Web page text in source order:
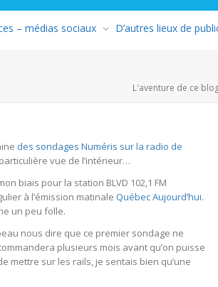
– médias sociaux D’autres lieux de
L'aventure de ce
des sondages Numéris sur la radio de
vue de l’intérieur…
biais pour la station BLVD 102,1 FM
à l’émission matinale Québec Aujourd’hui.
un peu folle.
nous dire que ce premier sondage ne
plusieurs mois avant qu’on puisse
mettre sur les rails, je sentais bien qu’une